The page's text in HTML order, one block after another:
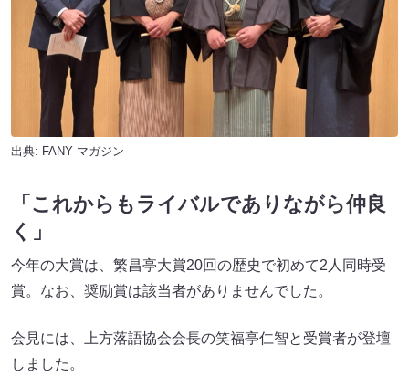
出典: FANY マガジン
「これからもライバルでありながら仲良
く」
今年の大賞は、繁昌亭大賞20回の歴史で初めて2人同時受
賞。なお、奨励賞は該当者がありませんでした。
会見には、上方落語協会会長の笑福亭仁智と受賞者が登壇
しました。